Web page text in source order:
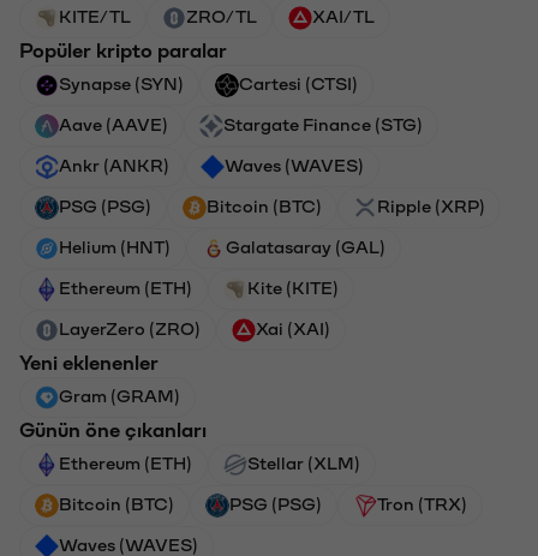
KITE/TL ZRO/TL XAI/TL
Popüler kripto paralar
Synapse (SYN) Cartesi (CTSI)
Aave (AAVE) Stargate Finance (STG)
Ankr (ANKR) Waves (WAVES)
PSG (PSG) Bitcoin (BTC) Ripple (XRP)
Helium (HNT) Galatasaray (GAL)
Ethereum (ETH) Kite (KITE)
LayerZero (ZRO) Xai (XAI)
Yeni eklenenler
Gram (GRAM)
Günün öne çıkanları
Ethereum (ETH) Stellar (XLM)
Bitcoin (BTC) PSG (PSG) Tron (TRX)
Waves (WAVES)